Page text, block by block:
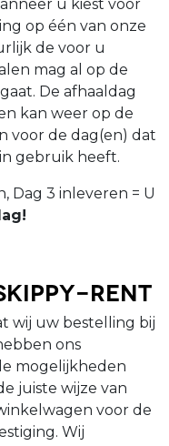
u kiest voor
op één van onze
de voor u
mag al op de
De afhaaldag
kan weer op de
voor de dag(en) dat
gebruik heeft.
Dag 3 inleveren = U
Rent
wij uw bestelling bij
ons
mogelijkheden
juiste wijze van
voor de
Wij